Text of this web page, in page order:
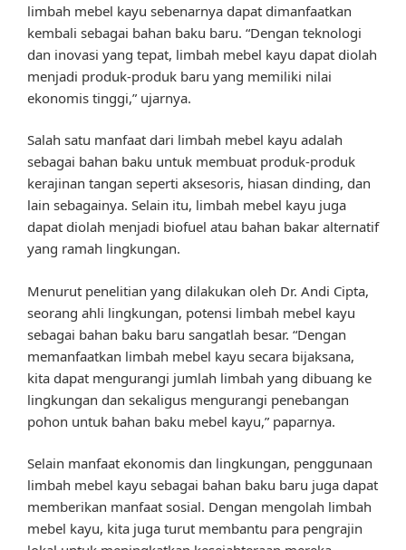
limbah mebel kayu sebenarnya dapat dimanfaatkan
kembali sebagai bahan baku baru. “Dengan teknologi
dan inovasi yang tepat, limbah mebel kayu dapat diolah
menjadi produk-produk baru yang memiliki nilai
ekonomis tinggi,” ujarnya.
Salah satu manfaat dari limbah mebel kayu adalah
sebagai bahan baku untuk membuat produk-produk
kerajinan tangan seperti aksesoris, hiasan dinding, dan
lain sebagainya. Selain itu, limbah mebel kayu juga
dapat diolah menjadi biofuel atau bahan bakar alternatif
yang ramah lingkungan.
Menurut penelitian yang dilakukan oleh Dr. Andi Cipta,
seorang ahli lingkungan, potensi limbah mebel kayu
sebagai bahan baku baru sangatlah besar. “Dengan
memanfaatkan limbah mebel kayu secara bijaksana,
kita dapat mengurangi jumlah limbah yang dibuang ke
lingkungan dan sekaligus mengurangi penebangan
pohon untuk bahan baku mebel kayu,” paparnya.
Selain manfaat ekonomis dan lingkungan, penggunaan
limbah mebel kayu sebagai bahan baku baru juga dapat
memberikan manfaat sosial. Dengan mengolah limbah
mebel kayu, kita juga turut membantu para pengrajin